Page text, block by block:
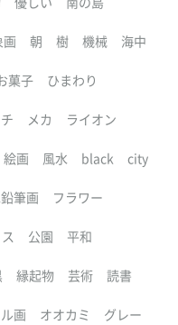
朝 樹 機械 海中
菓子 ひまわり
メカ ライオン
絵画 風水 black city
筆画 フラワー
公園 平和
縁起物 芸術 読書
画 オオカミ グレー